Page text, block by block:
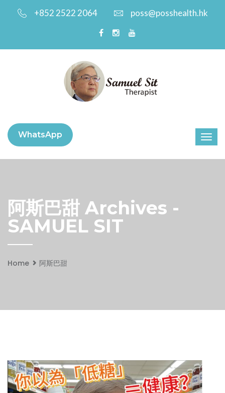
+852 2522 2064 poss@posshealth.hk
WhatsApp
阿斯巴甜 Archives -
SAMUEL SIT
Home 阿斯巴甜